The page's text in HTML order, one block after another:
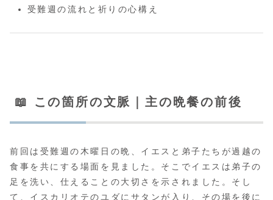
受難週の流れと祈りの心構え
📖 この箇所の文脈｜主の晩餐の前後
前回は受難週の木曜日の晩、イエスと弟子たちが過越の
食事を共にする場面を見ました。そこでイエスは弟子の
足を洗い、仕えることの大切さを示されました。そし
て、イスカリオテのユダにサタンが入り、その場を後に